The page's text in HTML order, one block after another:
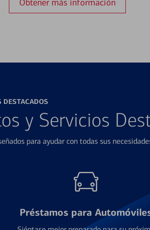
Obtener más información
DESTACADOS
y Servicios
para ayudar con todas sus
Préstamos para